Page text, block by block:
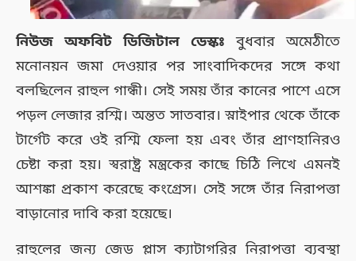
নিউজ অফবিট ডিজিটাল ডেস্কঃ বুধবার অমেঠীতে
মনোনয়ন জমা দেওয়ার পর সাংবাদিকদের সঙ্গে কথা
বলছিলেন রাহুল গান্ধী। সেই সময় তাঁর কানের পাশে এসে
পড়ল লেজার রশ্মি। অন্তত সাতবার। স্নাইপার থেকে তাঁকে
টার্গেট করে ওই রশ্মি ফেলা হয় এবং তাঁর প্রাণহানিরও
চেষ্টা করা হয়। স্বরাষ্ট্র মন্ত্রকের কাছে চিঠি লিখে এমনই
আশঙ্কা প্রকাশ করেছে কংগ্রেস। সেই সঙ্গে তাঁর নিরাপত্তা
বাড়ানোর দাবি করা হয়েছে।
রাহুলের জন্য জেড প্লাস ক্যাটাগরির নিরাপত্তা ব্যবস্থা